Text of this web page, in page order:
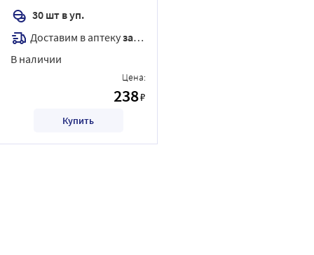
30 шт в уп.
Доставим в аптекузавтра
В наличии
Цена:
238₽
Купить